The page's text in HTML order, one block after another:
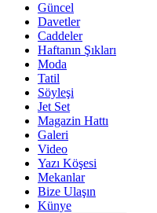
Güncel
Davetler
Caddeler
Haftanın Şıkları
Moda
Tatil
Söyleşi
Jet Set
Magazin Hattı
Galeri
Video
Yazı Köşesi
Mekanlar
Bize Ulaşın
Künye